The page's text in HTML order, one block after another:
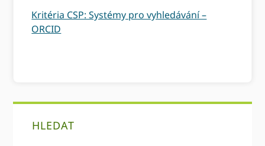
Kritéria CSP: Systémy pro vyhledávání –
ORCID
HLEDAT